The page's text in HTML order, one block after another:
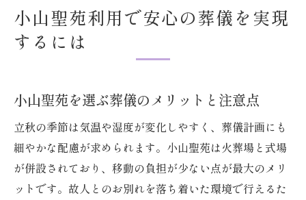
小山聖苑利用で安心の葬儀を実現
するには
小山聖苑を選ぶ葬儀のメリットと注意点
立秋の季節は気温や湿度が変化しやすく、葬儀計画にも
細やかな配慮が求められます。小山聖苑は火葬場と式場
が併設されており、移動の負担が少ない点が最大のメリ
ットです。故人とのお別れを落ち着いた環境で行えるた